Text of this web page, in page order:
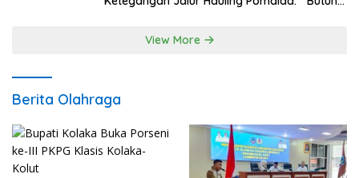
View More
Berita Olahraga